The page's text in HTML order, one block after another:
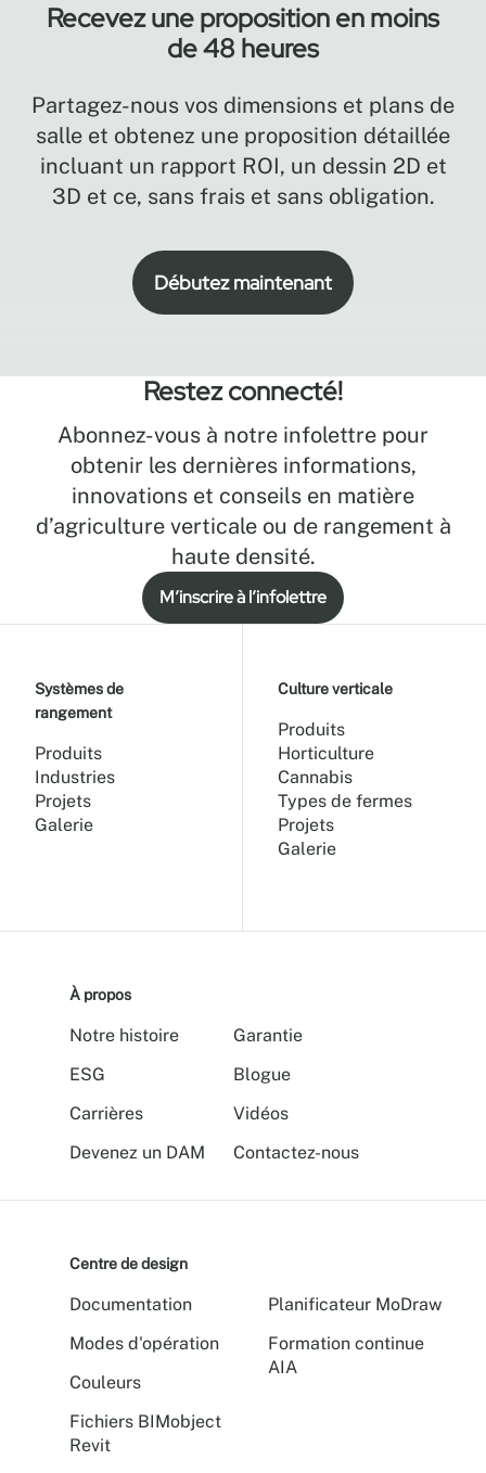
Recevez une proposition en moins
de 48 heures
Partagez-nous vos dimensions et plans de
salle et obtenez une proposition détaillée
incluant un rapport ROI, un dessin 2D et
3D et ce, sans frais et sans obligation.
Débutez maintenant
Restez connecté!
Abonnez-vous à notre infolettre pour
obtenir les dernières informations,
innovations et conseils en matière
d’agriculture verticale ou de rangement à
haute densité.
M’inscrire à l’infolettre
Systèmes de
rangement
Produits
Industries
Projets
Galerie
Culture verticale
Produits
Horticulture
Cannabis
Types de fermes
Projets
Galerie
À propos
Notre histoire
ESG
Carrières
Devenez un DAM
Garantie
Blogue
Vidéos
Contactez-nous
Centre de design
Documentation
Modes d'opération
Couleurs
Fichiers BIMobject
Revit
Planificateur MoDraw
Formation continue
AIA